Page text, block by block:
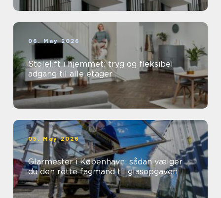
06. May 2026
Stolelift i hjemmet: tryg og fleksibel
adgang til alle etager
05. May 2026
Glarmester i København: sådan vælger
du den rette fagmand til glasopgaven